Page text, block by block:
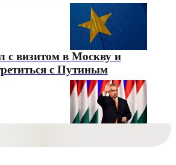
с визитом в Москву и
с Путиным